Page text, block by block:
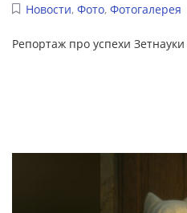
Новости, Фото, Фотогалерея
Репортаж про успехи Зетнауки